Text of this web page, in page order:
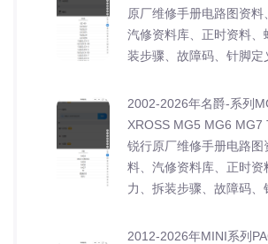
原厂维修手册电路图资料
汽修资料库、正时资料、
装步骤、故障码、针脚定
2002-2026年名爵-系列
XROSS MG5 MG6 MG7
锐行原厂维修手册电路图
料、汽修资料库、正时资
力、拆装步骤、故障码、
2012-2026年MINI系列